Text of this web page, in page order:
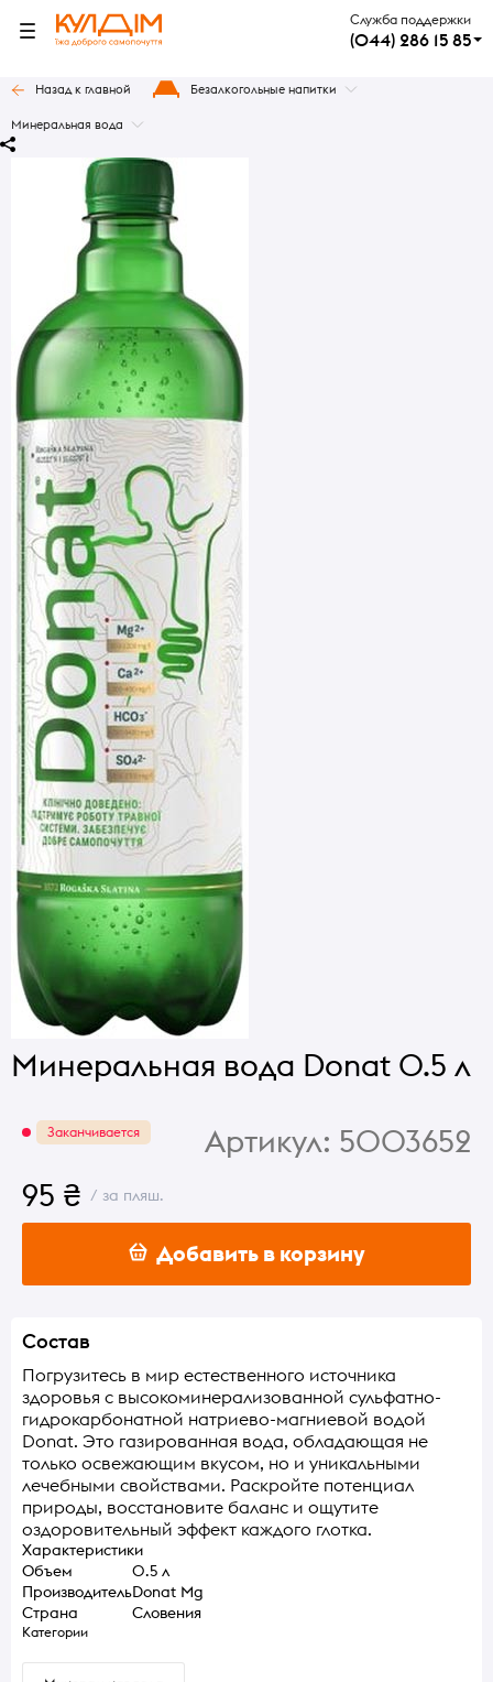
Служба поддержки
(044) 286 15 85
Назад к главной Безалкогольные напитки
Минеральная вода
Минеральная вода Donat 0.5 л
Заканчивается Артикул: 5003652
95 ₴ / за пляш.
Добавить в корзину
Состав
Погрузитесь в мир естественного источника
здоровья с высокоминерализованной сульфатно-
гидрокарбонатной натриево-магниевой водой
Donat. Это газированная вода, обладающая не
только освежающим вкусом, но и уникальными
лечебными свойствами. Раскройте потенциал
природы, восстановите баланс и ощутите
оздоровительный эффект каждого глотка.
Характеристики
Объем
0.5 л
ПроизводительDonat Mg
Страна
Словения
Категории